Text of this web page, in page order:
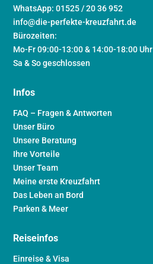
WhatsApp: 01525 / 20 36 952
info@die-perfekte-kreuzfahrt.de
Bürozeiten:
Mo-Fr 09:00-13:00 & 14:00-18:00 Uhr
Sa & So geschlossen
Infos
FAQ – Fragen & Antworten
Unser Büro
Unsere Beratung
Ihre Vorteile
Unser Team
Meine erste Kreuzfahrt
Das Leben an Bord
Parken & Meer
Reiseinfos
Einreise & Visa